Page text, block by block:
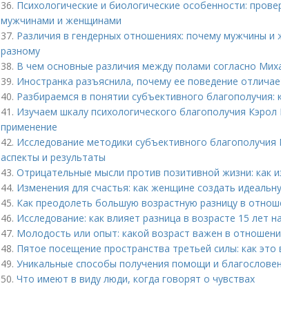
36. Психологические и биологические особенности:
мужчинами и женщинами
37. Различия в гендерных отношениях: почему мужчины
разному
38. В чем основные различия между полами согласно
39. Иностранка разъяснила, почему ее поведение
40. Разбираемся в понятии субъективного благополучия:
41. Изучаем шкалу психологического благополучия
применение
42. Исследование методики субъективного
аспекты и результаты
43. Отрицательные мысли против позитивной жизни: как
44. Изменения для счастья: как женщине создать
45. Как преодолеть большую возрастную разницу в
46. Исследование: как влияет разница в возрасте 15 лет
47. Молодость или опыт: какой возраст важен в
48. Пятое посещение пространства третьей силы: как
49. Уникальные способы получения помощи и
50. Что имеют в виду люди, когда говорят о чувствах